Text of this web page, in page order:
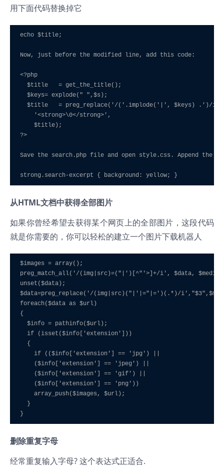
用下面代码替换掉它
echo $title;
Now, just before the modified line, add this code:
<?php
  $title   = get_the_title();
  $keys= explode(" ",$s);
$title   = preg_replace('/('.implode('|', $keys) .')/
    '<strong>\0</strong>',
    $title);
?>
Save the search.php file and open style.css. Append
strong.search-excerpt { background: yellow; }
从HTML文档中获得全部图片
如果你曾经希望去获得某个网页上的全部图片，这段代码
就是你需要的，你可以轻松的建立一个图片下载机器人
$images = array();
preg_match_all('/(img|src)=("|')[^"'>]+/i', $data,
unset($data);
$data=preg_replace('/(img|src)("|'|="|=')(.*)/
foreach($data as $url)
{
  $info = pathinfo($url);
  if (isset($info['extension']))
  {
    if (($info['extension'] == 'jpg') ||
    ($info['extension'] == 'jpeg') ||
    ($info['extension'] == 'gif') ||
    ($info['extension'] == 'png'))
    array_push($images, $url);
  }
}
删除重复字母
经常重复输入字母? 这个表达式正适合.